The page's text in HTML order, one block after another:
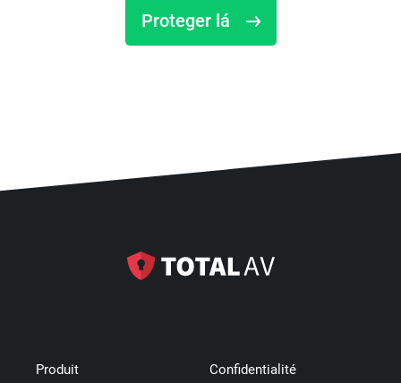
Proteger lá
Produit Confidentialité